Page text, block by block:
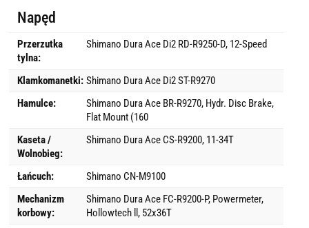
Napęd
Przerzutka
tylna:
Shimano Dura Ace Di2 RD-R9250-D, 12-Speed
Klamkomanetki: Shimano Dura Ace Di2 ST-R9270
Hamulce:
Shimano Dura Ace BR-R9270, Hydr. Disc Brake,
Flat Mount (160
Kaseta /
Wolnobieg:
Shimano Dura Ace CS-R9200, 11-34T
Łańcuch:
Shimano CN-M9100
Mechanizm
korbowy:
Shimano Dura Ace FC-R9200-P, Powermeter,
Hollowtech ll, 52x36T